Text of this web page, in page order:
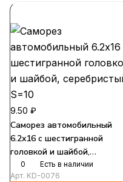
9.50 ₽
Саморез автомобильный
6.2x16 с шестигранной
головкой и шайбой,
серебристый S=10
0
Есть в наличии
Арт. KD-0076